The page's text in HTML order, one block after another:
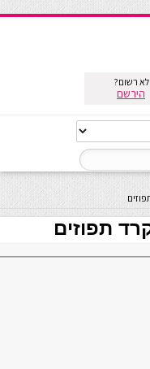
לא רשום?
הירשם
תפוזים